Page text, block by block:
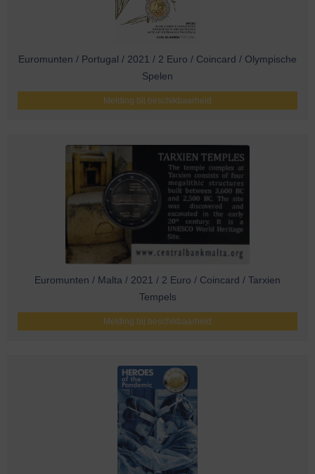
Euromunten / Portugal / 2021 / 2 Euro / Coincard / Olympische
Spelen
Melding bij beschikbaarheid
Euromunten / Malta / 2021 / 2 Euro / Coincard / Tarxien
Tempels
Melding bij beschikbaarheid